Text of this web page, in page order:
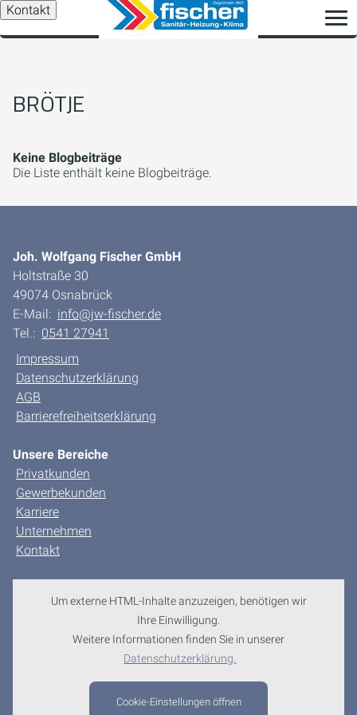
Kontakt
BRÖTJE
Keine Blogbeiträge
Die Liste enthält keine Blogbeiträge.
Joh. Wolfgang Fischer GmbH
Holtstraße 30
49074 Osnabrück
E-Mail: info@jw-fischer.de
Tel.: 0541 27941
Impressum
Datenschutzerklärung
AGB
Barrierefreiheitserklärung
Unsere Bereiche
Privatkunden
Gewerbekunden
Karriere
Unternehmen
Kontakt
Um externe HTML-Inhalte anzuzeigen, benötigen wir
Ihre Einwilligung.
Weitere Informationen finden Sie in unserer
Datenschutzerklärung.
Cookie-Einstellungen öffnen